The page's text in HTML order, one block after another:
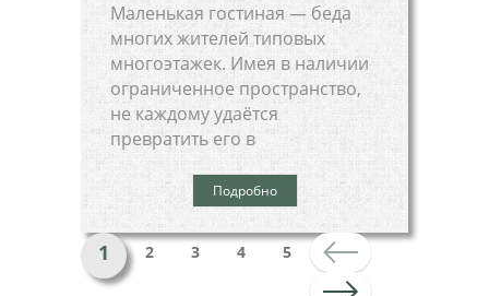
Маленькая гостиная — беда
многих жителей типовых
многоэтажек. Имея в наличии
ограниченное пространство,
не каждому удаётся
превратить его в
Подробно
1 2 3 4 5